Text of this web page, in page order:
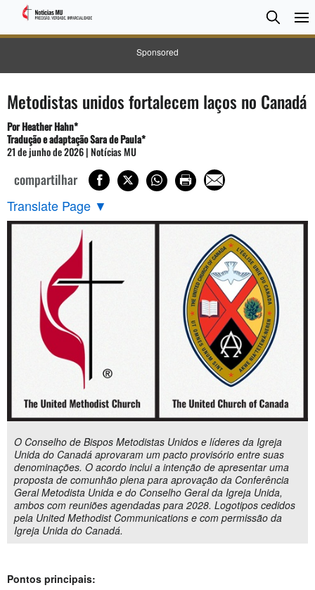
Sponsored
Search
Metodistas unidos fortalecem laços no Canadá
Por Heather Hahn*
Tradução e adaptação Sara de Paula*
21 de junho de 2026 | Notícias MU
compartilhar
Translate Page ▼
O Conselho de Bispos Metodistas Unidos e líderes da Igreja
Unida do Canadá aprovaram um pacto provisório entre suas
denominações. O acordo inclui a intenção de apresentar uma
proposta de comunhão plena para aprovação da Conferência
Geral Metodista Unida e do Conselho Geral da Igreja Unida,
ambos com reuniões agendadas para 2028. Logotipos cedidos
pela United Methodist Communications e com permissão da
Igreja Unida do Canadá.
Pontos principais: